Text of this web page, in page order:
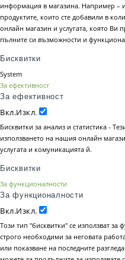
информация в магазина. Например –
продуктите, които сте добавили в
онлайн магазин и услугата, която Ви
пълните си възможности и
Бисквитки
System
За ефективност
За ефективност
Вкл.Изкл.
Бисквитки за анализ и статистика -
използването на нашия онлайн
услугата и комуникацията й.
Бисквитки
За функционалности
За функционалности
Вкл.Изкл.
Този тип "бисквитки" се използват за
строго необходими за неговата
или показване на последните